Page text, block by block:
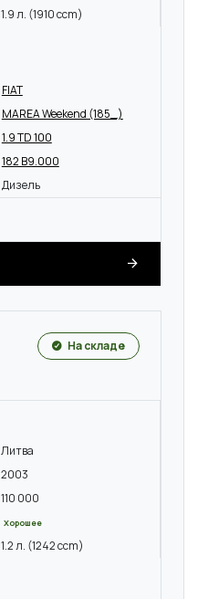
1.9 л. (1910 ccm)
FIAT
MAREA Weekend (185_)
1.9 TD 100
182 B9.000
Дизель
На складе
Литва
2003
110 000
Хорошее
1.2 л. (1242 ccm)